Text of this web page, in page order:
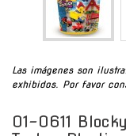
Las imágenes son
exhibidos. Por favor
01-0611